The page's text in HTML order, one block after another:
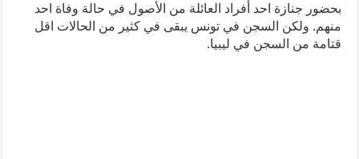
بحضور جنازة احد أفراد العائلة من الأصول في حالة وفاة احد
منهم. ولكن السجن في تونس يبقى في كثير من الحالات اقل
قتامة من السجن في ليبيا.